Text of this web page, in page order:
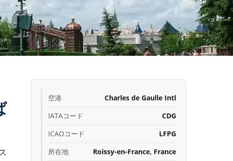
空港
Charles de Gaulle Intl
IATAコード
CDG
ICAOコード
LFPG
所在地
Roissy-en-France, France